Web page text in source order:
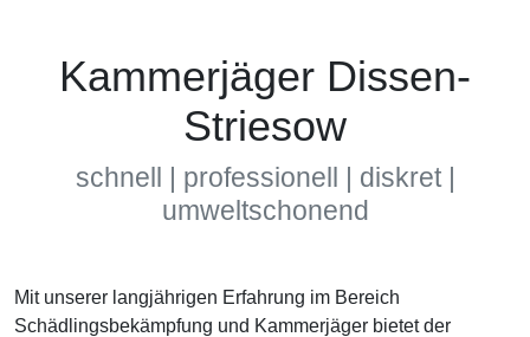
Kammerjäger Dissen-
Striesow
schnell | professionell | diskret |
umweltschonend
Mit unserer langjährigen Erfahrung im Bereich
Schädlingsbekämpfung und Kammerjäger bietet der